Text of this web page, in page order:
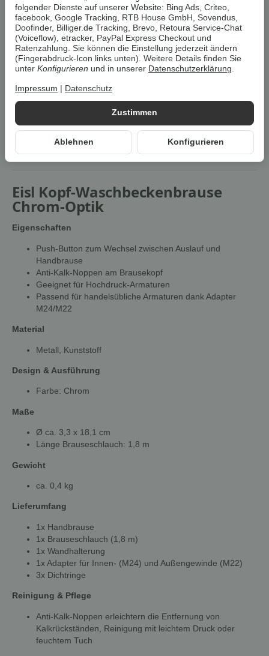
Cookies erlauben
Artikelnummer: 9002560704542Z2
HAN:100093611
Kategorie:Sanitärzubehör
Beschreibung
Um dieUmwelt zu schonen, vermeiden wir aufwendige
Umverpackungen. Wenn immer es möglich ist, versenden wir Ihre
Bestellung imOriginalkarton des Herstellers.
Eisl Kopf-Waschbeckenbrause
Chrom-Optik
Eigenschaften
Push-Button zum Wechsel zwischen Auslauf und
Handbrause
Anti-Kalk-Noppen am Brausekopf
Geeignet für Hochdruck-Armaturen
Passend für handelsübliche Armaturen dank Adapter
M24/M22
Material
Metall, Kunststoff
Design & Ausführung
Farbe: Chrom
Maße
Ø ca. 3,3 x 18,1 cm
Länge Brauseschlauch: 1,8 m
Gewicht
ca. 0,4 kg
Lieferumfang
1x Handbrause
1x Brauseschlauch (1,8 m)
1x Wandhalterung
1x Adapter für Innen- (M24) und Außengewinde (M22)
3x Dichtringe
Reinigung & Pflege
Anti-Kalk-Noppen erleichtern die Entfernung von
Kalkrückständen, Reinigung mit leichtem Druck oder
feuchtem Tuch
Zustimmen
Ablehnen Konfigurieren
folgender Dienste auf unserer Website: Bing Ads, Criteo,
facebook, Google Tracking, RTB House GmbH, Sovendus,
Doofinder, Billiger.de Tracking, Brevo, Retoura Service-Chat
(Voiceflow), etracker, PayPal Express Checkout und
Ratenzahlung. Sie können die Einstellung jederzeit ändern
(Fingerabdruck-Icon links unten). Weitere Details finden Sie
unter Konfigurieren und in unserer Datenschutzerklärung.
Impressum Datenschutz